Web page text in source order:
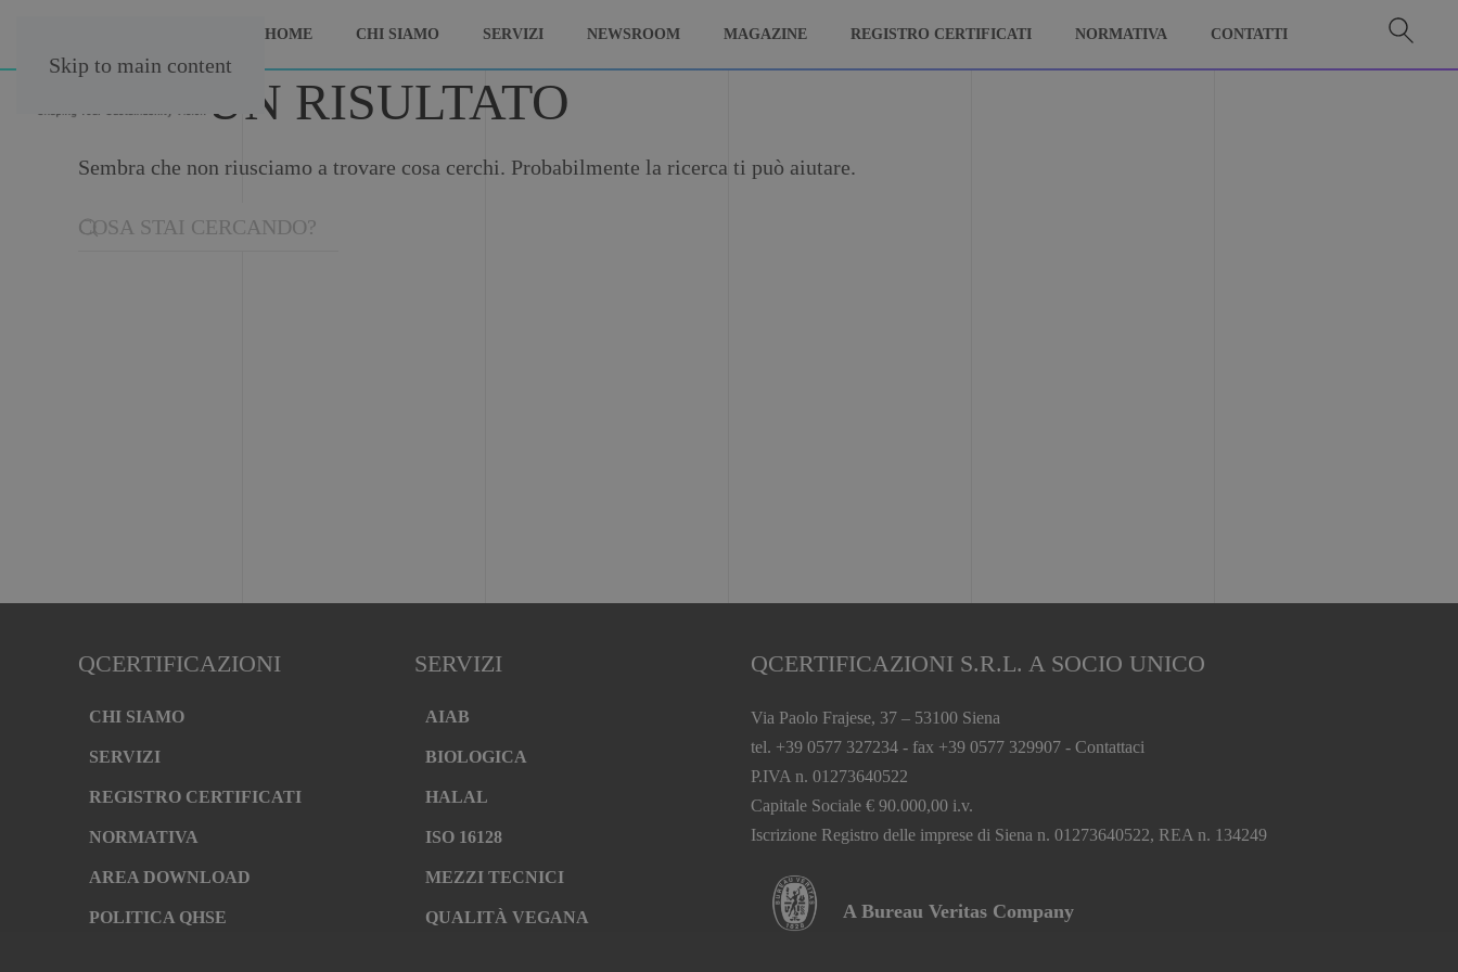
Skip to main content
HOME CHI SIAMO SERVIZI NEWSROOM MAGAZINE REGISTRO CERTIFICATI NORMATIVA CONTATTI
NESSUN RISULTATO
Sembra che non riusciamo a trovare cosa cerchi. Probabilmente la ricerca ti può aiutare.
QCERTIFICAZIONI
CHI SIAMO
SERVIZI
REGISTRO CERTIFICATI
NORMATIVA
AREA DOWNLOAD
POLITICA QHSE
SERVIZI
AIAB
BIOLOGICA
HALAL
ISO 16128
MEZZI TECNICI
QUALITÀ VEGANA
QCERTIFICAZIONI S.R.L. A SOCIO UNICO
Via Paolo Frajese, 37 – 53100 Siena
tel. +39 0577 327234 - fax +39 0577 329907 - Contattaci
P.IVA n. 01273640522
Capitale Sociale € 90.000,00 i.v.
Iscrizione Registro delle imprese di Siena n. 01273640522, REA n. 134249
A Bureau Veritas Company